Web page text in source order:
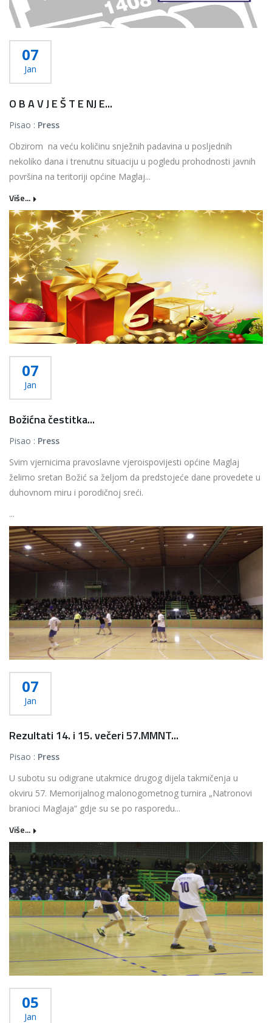
07
Jan
O B A V J E Š T E NJ E...
Pisao : Press
Obzirom na veću količinu snježnih padavina u posljednih
nekoliko dana i trenutnu situaciju u pogledu prohodnosti javnih
površina na teritoriji općine Maglaj...
Više...
07
Jan
Božićna čestitka...
Pisao : Press
Svim vjernicima pravoslavne vjeroispovijesti općine Maglaj
želimo sretan Božić sa željom da predstojeće dane provedete u
duhovnom miru i porodičnoj sreći.
...
Više...
07
Jan
Rezultati 14. i 15. večeri 57.MMNT...
Pisao : Press
U subotu su odigrane utakmice drugog dijela takmičenja u
okviru 57. Memorijalnog malonogometnog turnira „Natronovi
branioci Maglaja“ gdje su se po rasporedu...
Više...
05
Jan